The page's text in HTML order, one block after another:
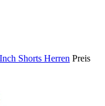
Shorts Herren Preis